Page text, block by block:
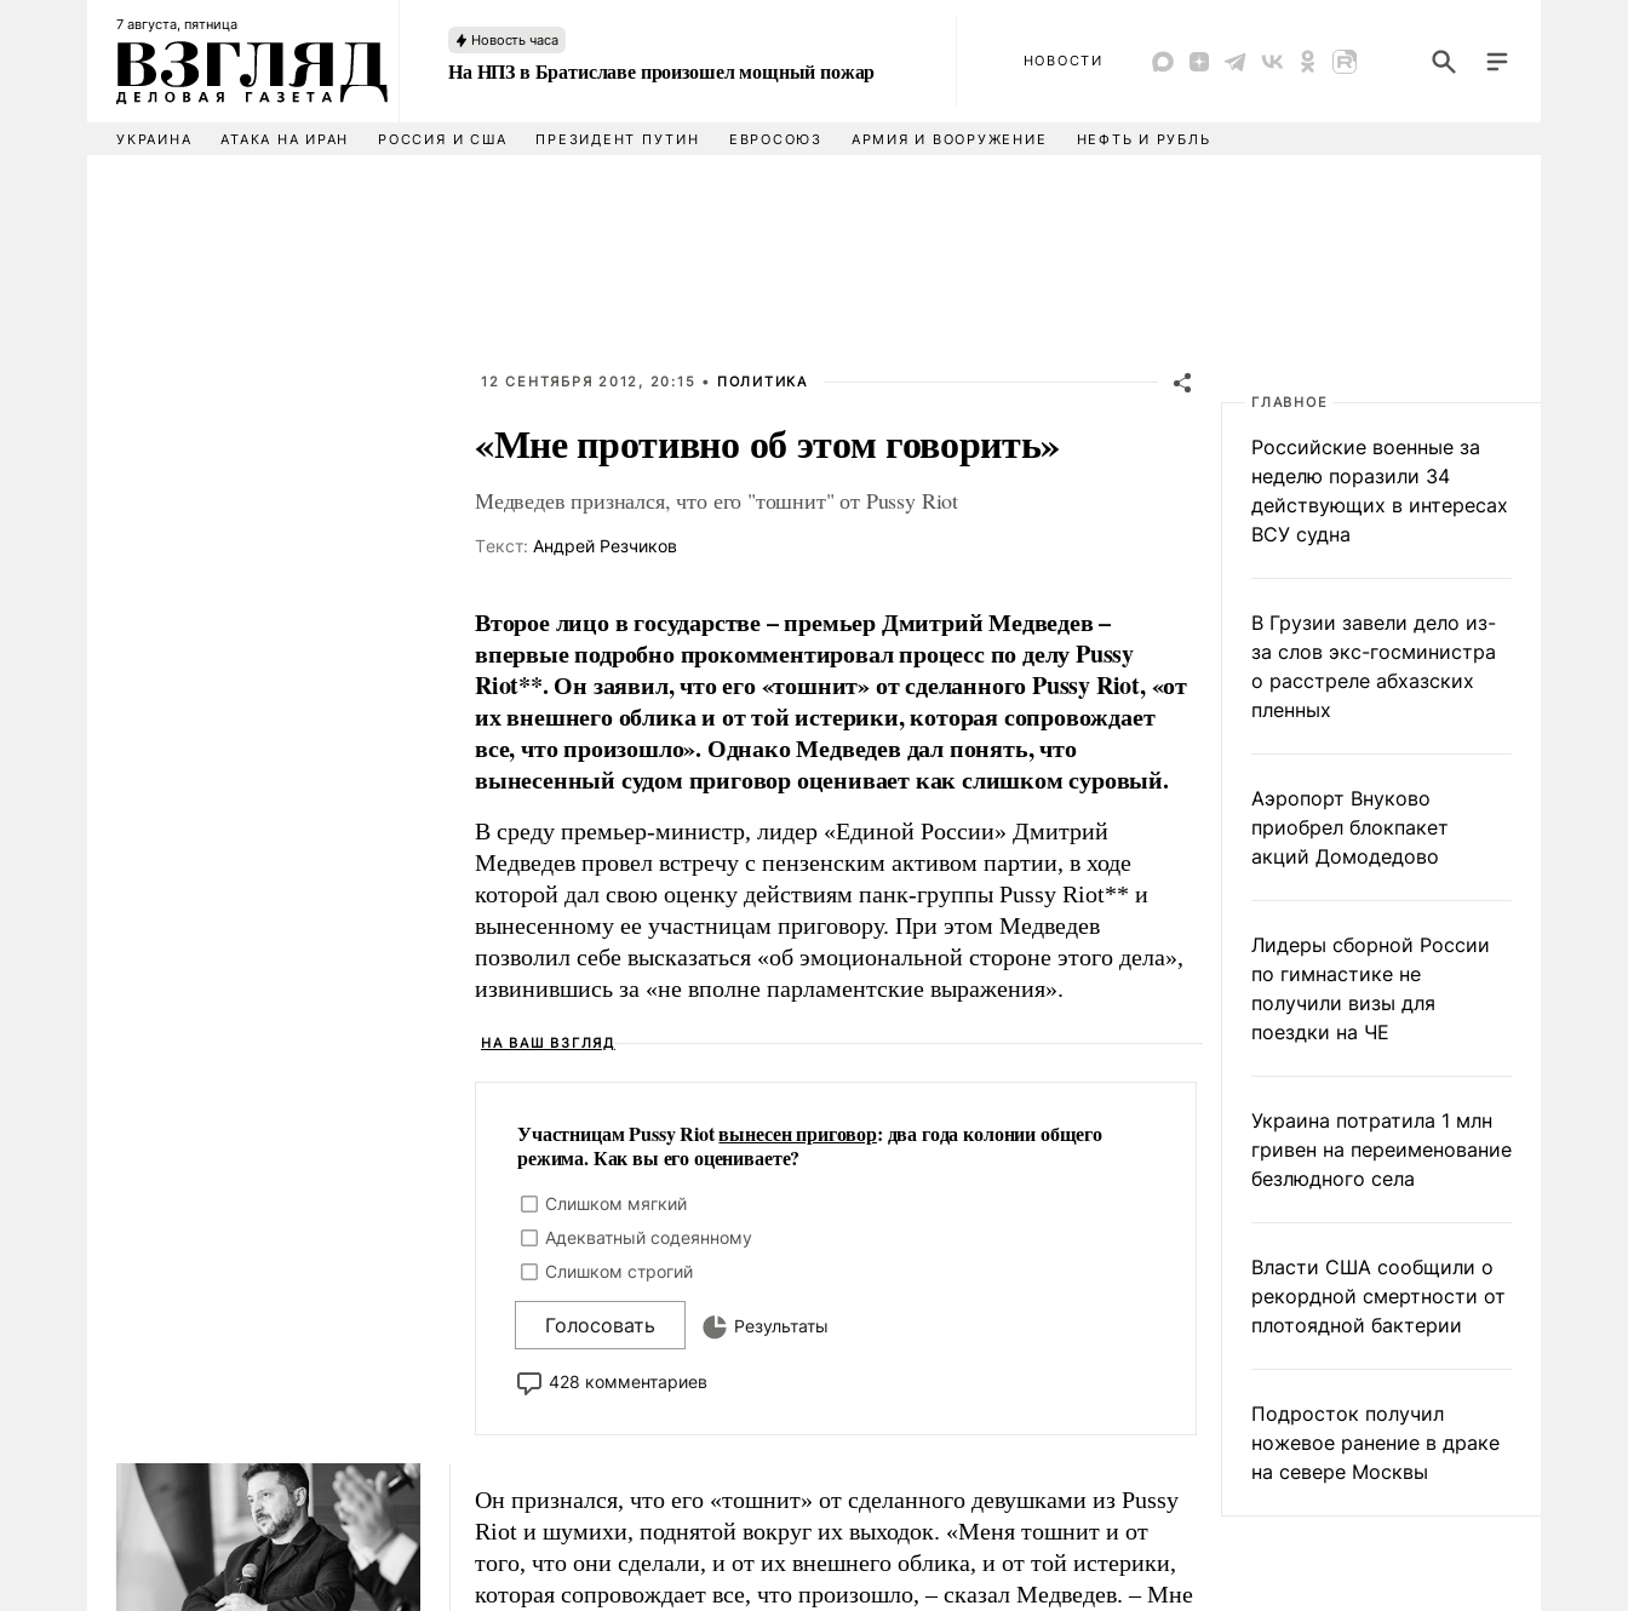
7 августа, пятница
Новость часа
На НПЗ в Братиславе произошел мощный пожар НОВОСТИ
УКРАИНА АТАКА НА ИРАН РОССИЯ И США ПРЕЗИДЕНТ ПУТИН ЕВРОСОЮЗ АРМИЯ И ВООРУЖЕНИЕ НЕФТЬ И РУБЛЬ
12 СЕНТЯБРЯ 2012, 20:15 • ПОЛИТИКА
«Мне противно об этом говорить»
Медведев признался, что его "тошнит" от Pussy Riot
Tекст: Андрей Резчиков
Второе лицо в государстве – премьер Дмитрий Медведев –
впервые подробно прокомментировал процесс по делу Pussy
Riot**. Он заявил, что его «тошнит» от сделанного Pussy Riot, «от
их внешнего облика и от той истерики, которая сопровождает
все, что произошло». Однако Медведев дал понять, что
вынесенный судом приговор оценивает как слишком суровый.
В среду премьер-министр, лидер «Единой России» Дмитрий
Медведев провел встречу с пензенским активом партии, в ходе
которой дал свою оценку действиям панк-группы Pussy Riot** и
вынесенному ее участницам приговору. При этом Медведев
позволил себе высказаться «об эмоциональной стороне этого дела»,
извинившись за «не вполне парламентские выражения».
НА ВАШ ВЗГЛЯД
Участницам Pussy Riotвынесен приговор: два года колонии общего
режима. Как вы его оцениваете?
Слишком мягкий
Адекватный содеянному
Слишком строгий
Голосовать Результаты
428 комментариев
Он признался, что его «тошнит» от сделанного девушками из Pussy
Riot и шумихи, поднятой вокруг их выходок. «Меня тошнит и от
того, что они сделали, и от их внешнего облика, и от той истерики,
которая сопровождает все, что произошло,–сказал Медведев. – Мне
ГЛАВНОЕ
Российские военные за
неделю поразили 34
действующих в интересах
ВСУ судна
В Грузии завели дело из-
за слов экс-госминистра
о расстреле абхазских
пленных
Аэропорт Внуково
приобрел блокпакет
акций Домодедово
Лидеры сборной России
по гимнастике не
получили визы для
поездки на ЧЕ
Украина потратила 1 млн
гривен на переименование
безлюдного села
Власти США сообщили о
рекордной смертности от
плотоядной бактерии
Подросток получил
ножевое ранение в драке
на севере Москвы